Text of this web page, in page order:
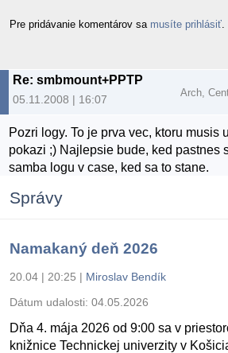
Pre pridávanie komentárov sa musíte prihlásiť
Re: smbmount+PPTP
05.11.2008 | 16:07
Arch,
Pozri logy. To je prva vec, ktoru musis
pokazi ;) Najlepsie bude, ked pastnes
samba logu v case, ked sa to stane.
Správy
Namakaný deň 2026
20.04 | 20:25 | Miroslav Bendík
Dátum udalosti: 04.05.2026
Dňa 4. mája 2026 od 9:00 sa v
knižnice Technickej univerzity v